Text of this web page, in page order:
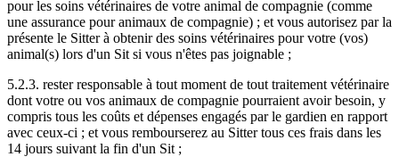
pour les soins vétérinaires de votre animal de compagnie (comme
une assurance pour animaux de compagnie) ; et vous autorisez par la
présente le Sitter à obtenir des soins vétérinaires pour votre (vos)
animal(s) lors d'un Sit si vous n'êtes pas joignable ;
5.2.3. rester responsable à tout moment de tout traitement vétérinaire
dont votre ou vos animaux de compagnie pourraient avoir besoin, y
compris tous les coûts et dépenses engagés par le gardien en rapport
avec ceux-ci ; et vous rembourserez au Sitter tous ces frais dans les
14 jours suivant la fin d'un Sit ;